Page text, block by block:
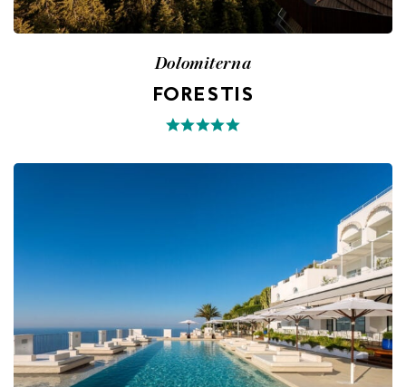
Dolomiterna
FORESTIS